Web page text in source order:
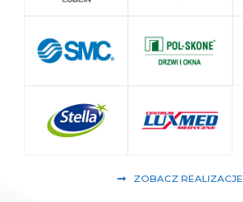
ZOBACZ REALIZACJE